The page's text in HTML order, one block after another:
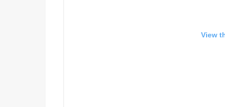
View